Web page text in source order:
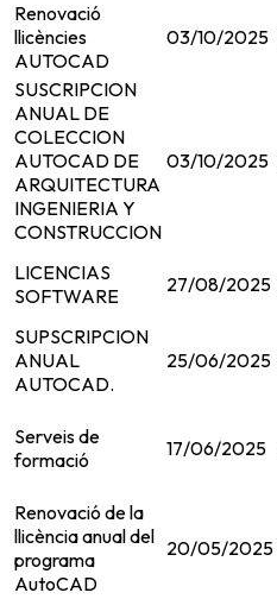
Renovació
llicències
AUTOCAD
03/10/2025
SUSCRIPCION
ANUAL DE
COLECCION
AUTOCAD DE
ARQUITECTURA
INGENIERIA Y
CONSTRUCCION
03/10/2025
LICENCIAS
SOFTWARE
27/08/2025
SUPSCRIPCION
ANUAL
AUTOCAD.
25/06/2025
Serveis de
formació
17/06/2025
Renovació de la
llicència anual del
programa
AutoCAD
20/05/2025